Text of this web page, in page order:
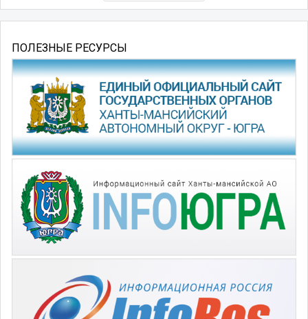
ПОЛЕЗНЫЕ РЕСУРСЫ